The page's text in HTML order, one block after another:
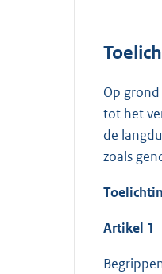
Op
tot het
de
zoals
Artikel 1